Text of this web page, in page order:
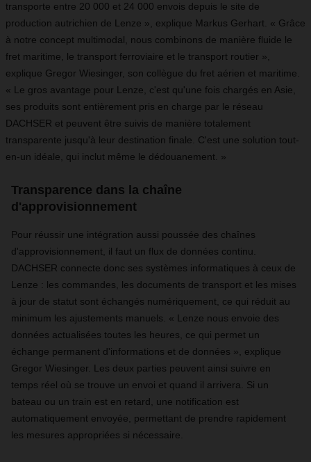
transporte entre 20 000 et 24 000 envois depuis le site de
production autrichien de Lenze », explique Markus Gerhart. « Grâce
à notre concept multimodal, nous combinons de manière fluide le
fret maritime, le transport ferroviaire et le transport routier »,
explique Gregor Wiesinger, son collègue du fret aérien et maritime.
« Le gros avantage pour Lenze, c'est qu'une fois chargés en Asie,
ses produits sont entièrement pris en charge par le réseau
DACHSER et peuvent être suivis de manière totalement
transparente jusqu'à leur destination finale. C'est une solution tout-
en-un idéale, qui inclut même le dédouanement. »
Transparence dans la chaîne
d'approvisionnement
Pour réussir une intégration aussi poussée des chaînes
d'approvisionnement, il faut un flux de données continu.
DACHSER connecte donc ses systèmes informatiques à ceux de
Lenze : les commandes, les documents de transport et les mises
à jour de statut sont échangés numériquement, ce qui réduit au
minimum les ajustements manuels. « Lenze nous envoie des
données actualisées toutes les heures, ce qui permet un
échange permanent d'informations et de données », explique
Gregor Wiesinger. Les deux parties peuvent ainsi suivre en
temps réel où se trouve un envoi et quand il arrivera. Si un
bateau ou un train est en retard, une notification est
automatiquement envoyée, permettant de prendre rapidement
les mesures appropriées si nécessaire.